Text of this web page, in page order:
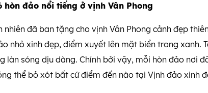
hòn đảo nổi tiếng ở vịnh Vân Phong
nhiên đã ban tặng cho vịnh Vân Phong cảnh đẹp
nhỏ xinh đẹp, điểm xuyết lên mặt biển trong xanh.
làn sóng dịu dàng. Chính bởi vậy, mỗi hòn đảo nơi
thể bỏ xót bất cứ điểm đến nào tại Vịnh đảo xinh